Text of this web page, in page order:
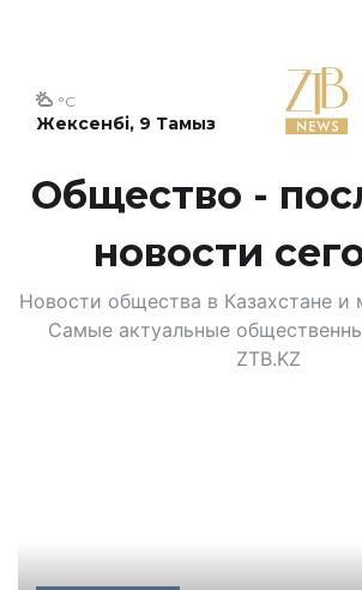
Жексенбі, 9 Тамыз
°C
Общество -
новости
Новости общества в Казахстане и
Самые актуальные
ZTB.KZ